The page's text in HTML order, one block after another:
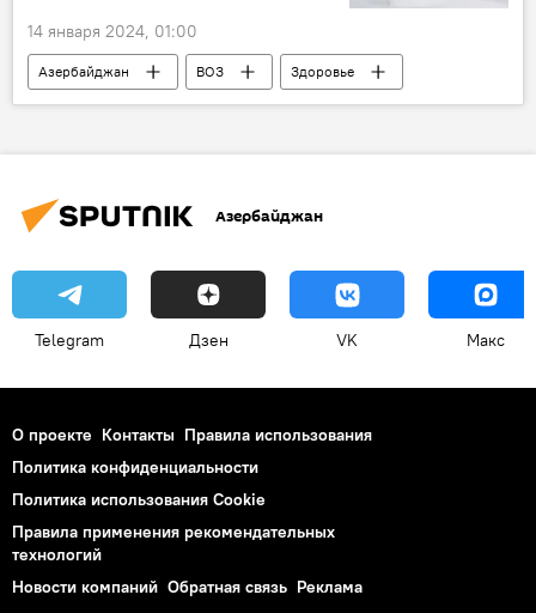
14 января 2024, 01:00
Азербайджан ВОЗ
Здоровье
Дети
Рекомендации
Россия
Азербайджан
Telegram Дзен VK Макс
О проекте Контакты Правила использования
Политика конфиденциальности
Политика использования Cookie
Правила применения рекомендательных
технологий
Новости компаний Обратная связь Реклама